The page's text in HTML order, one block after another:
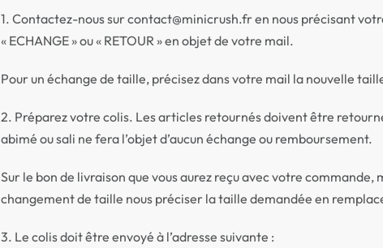
1. Contactez-nous sur contact@minicrush.fr en nous précisant
« ECHANGE » ou « RETOUR » en objet de votre mail.
Pour un échange de taille, précisez dans votre mail la nouvelle
2. Préparez votre colis. Les articles retournés doivent être
abimé ou sali ne fera l’objet d’aucun échange ou remboursement.
Sur le bon de livraison que vous aurez reçu avec votre commande,
changement de taille nous préciser la taille demandée en
3. Le colis doit être envoyé à l’adresse suivante :